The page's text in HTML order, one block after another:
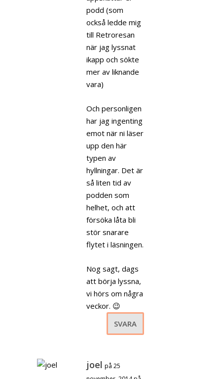
podd (som
också ledde mig
till Retroresan
när jag lyssnat
ikapp och sökte
mer av liknande
vara)
Och personligen
har jag ingenting
emot när ni läser
upp den här
typen av
hyllningar. Det är
så liten tid av
podden som
helhet, och att
försöka låta bli
stör snarare
flytet i läsningen.
Nog sagt, dags
att börja lyssna,
vi hörs om några
veckor. 😉
SVARA
joel på 25